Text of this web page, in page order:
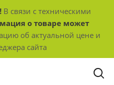
В связи с техническими
о товаре может
об актуальной цене и
сайта